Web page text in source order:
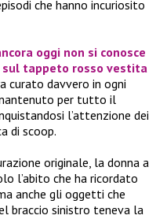
che hanno incuriosito
oggi non si conosce
tappeto rosso vestita
curato davvero in ogni
per tutto il
l’attenzione dei
di scoop.
originale, la donna a
l’abito che ha ricordato
anche gli oggetti che
braccio sinistro teneva la